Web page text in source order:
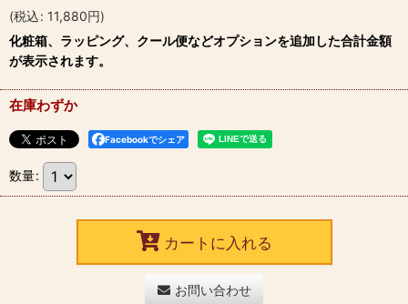
(税込: 11,880円)
化粧箱、ラッピング、クール便などオプションを追加した合計金額
が表示されます。
在庫わずか
Facebookでシェア
数量:
カートに入れる
お問い合わせ